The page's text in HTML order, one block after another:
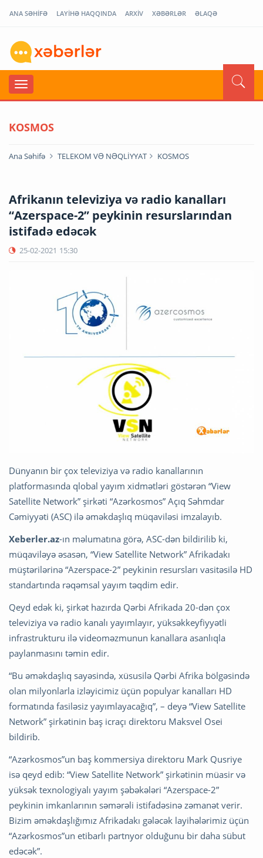
ANA SƏHİFƏ LAYİHƏ HAQQINDA ARXİV XƏBƏRLƏR ƏLAQƏ
KOSMOS
Ana Səhifə TELEKOM VƏ NƏQLİYYAT KOSMOS
Afrikanın televiziya və radio kanalları
“Azerspace-2” peykinin resurslarından
istifadə edəcək
25-02-2021 15:30
Dünyanın bir çox televiziya və radio kanallarının
platformasında qlobal yayım xidmətləri göstərən “View
Satellite Network” şirkəti “Azərkosmos” Açıq Səhmdar
Cəmiyyəti (ASC) ilə əməkdaşlıq müqaviləsi imzalayıb.
Xeberler.az-ın məlumatına görə, ASC-dən bildirilib ki,
müqaviləyə əsasən, “View Satellite Network” Afrikadakı
müştərilərinə “Azerspace-2” peykinin resursları vasitəsilə HD
standartında rəqəmsal yayım təqdim edir.
Qeyd edək ki, şirkət hazırda Qərbi Afrikada 20-dən çox
televiziya və radio kanalı yayımlayır, yüksəkkeyfiyyətli
infrastrukturu ilə videoməzmunun kanallara asanlıqla
paylanmasını təmin edir.
“Bu əməkdaşlıq sayəsində, xüsusilə Qərbi Afrika bölgəsində
olan milyonlarla izləyicimiz üçün populyar kanalları HD
formatında fasiləsiz yayımlayacağıq”, – deyə “View Satellite
Network” şirkətinin baş icraçı direktoru Maksvel Osei
bildirib.
“Azərkosmos”un baş kommersiya direktoru Mark Qusriye
isə qeyd edib: “View Satellite Network” şirkətinin müasir və
yüksək texnologiyalı yayım şəbəkələri “Azerspace-2”
peykinin imkanlarının səmərəli istifadəsinə zəmanət verir.
Bizim əməkdaşlığımız Afrikadakı gələcək layihələrimiz üçün
“Azərkosmos”un etibarlı partnyor olduğunu bir daha sübut
edəcək”.